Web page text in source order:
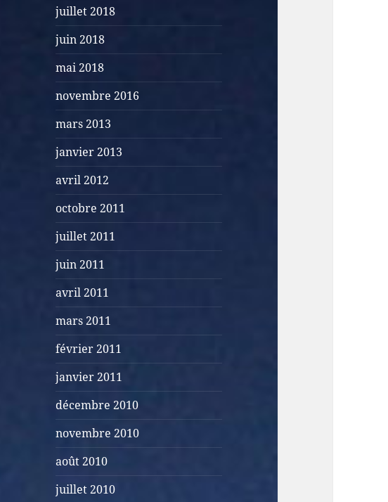
juillet 2018
juin 2018
mai 2018
novembre 2016
mars 2013
janvier 2013
avril 2012
octobre 2011
juillet 2011
juin 2011
avril 2011
mars 2011
février 2011
janvier 2011
décembre 2010
novembre 2010
août 2010
juillet 2010